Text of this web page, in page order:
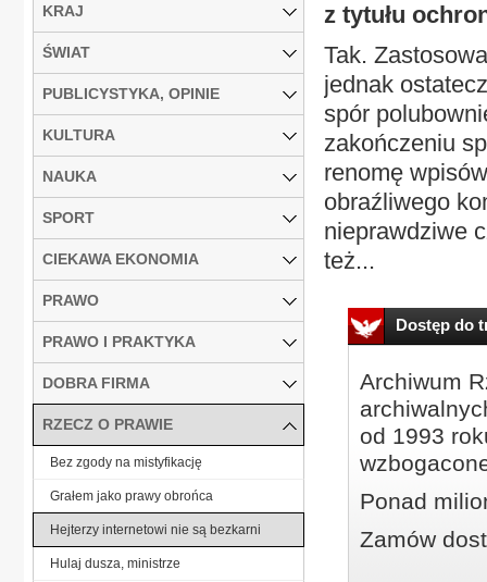
z tytułu
Tak.
jednak
spór
zakończeniu
renomę
obraźliwego
nieprawdziwe
też...
Dostęp do
Archiwum
od 1993
Ponad
Zamów
KRAJ
ŚWIAT
PUBLICYSTYKA, OPINIE
KULTURA
NAUKA
SPORT
CIEKAWA EKONOMIA
PRAWO
PRAWO I PRAKTYKA
DOBRA FIRMA
RZECZ O PRAWIE
Bez zgody na mistyfikację
Grałem jako prawy obrońca
Hejterzy internetowi nie są bezkarni
Hulaj dusza, ministrze